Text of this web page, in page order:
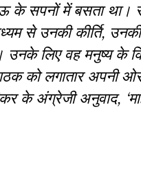
के सपनों में बसता था।
से उनकी कीर्ति,
उनके लिए वह मनुष्य के
को लगातार अपनी
के अंग्रेजी अनुवाद,